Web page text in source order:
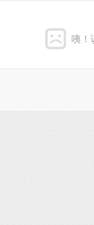
咦！